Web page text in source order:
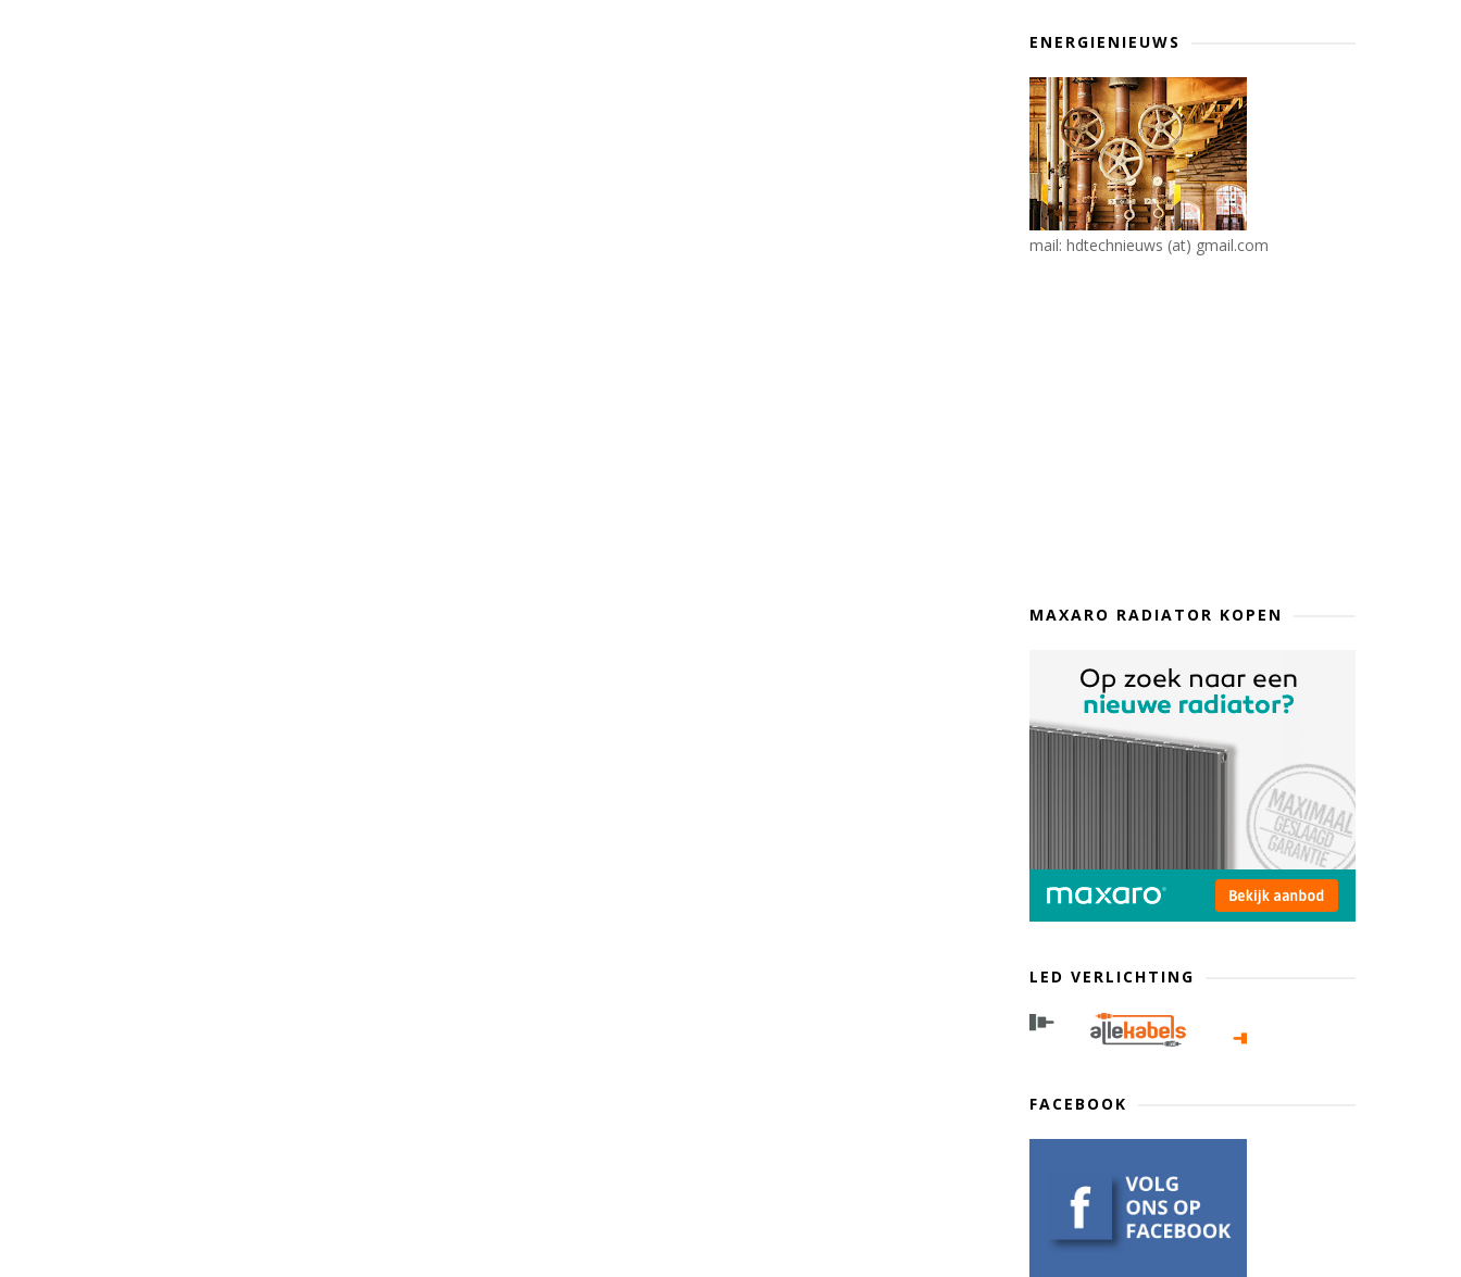
ENERGIENIEUWS
mail: hdtechnieuws (at) gmail.com
MAXARO RADIATOR KOPEN
LED VERLICHTING
FACEBOOK